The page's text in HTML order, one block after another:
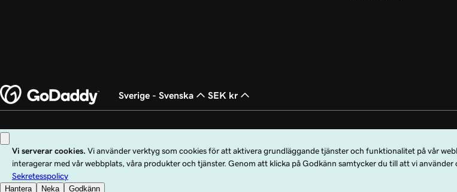
Sverige - Svenska SEK kr
Copyright © 1999 - 2026 GoDaddy Operating Company, LLC. Med ensamrätt. Ordmärket GoDaddy är ett registrerat varumärke som
andra länder. Logotypen ”GO” är ett registrerat varumärke som tillhör GoDaddy.com, LLC i USA.
Användning av den här webbplatsen omfattas av användarvillkoren. Genom att använda den här webbplatsen samtycker du till att